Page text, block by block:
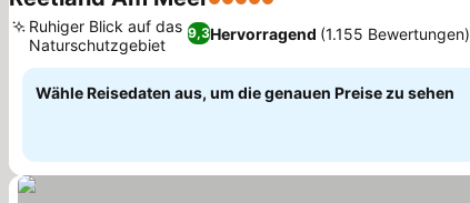
5 Sterne
9,3Hervorragend (1.155 Bewertungen)
Ruhiger Blick auf das
Naturschutzgebiet
Wähle Reisedaten aus, um die genauen Preise zu sehen